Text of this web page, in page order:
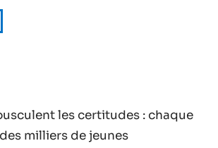
les certitudes : chaque
milliers de jeunes